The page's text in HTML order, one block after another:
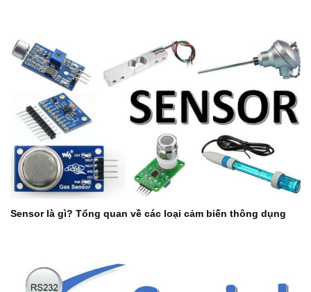
Sensor là gì? Tổng quan về các loại cảm biến thông dụng